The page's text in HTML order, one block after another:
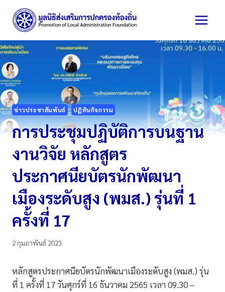
content
ข่าวประชาสัมพันธ์ ปฏิทินกิจกรรม
การประชุมปฏิบัติการบนฐาน
งานวิจัย หลักสูตร
ประกาศนียบัตรนักพัฒนา
เมืองระดับสูง (พมส.) รุ่นที่ 1
ครั้งที่ 17
2 กุมภาพันธ์ 2023
หลักสูตรประกาศนียบัตรนักพัฒนาเมืองระดับสูง (พมส.) รุ่น
ที่ 1 ครั้งที่ 17 วันศุกร์ที่ 16 ธันวาคม 2565 เวลา 09.30 –